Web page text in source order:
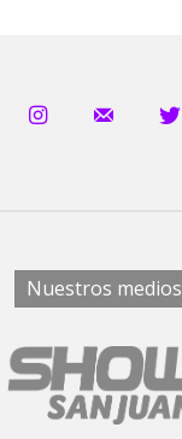
Nuestros medios